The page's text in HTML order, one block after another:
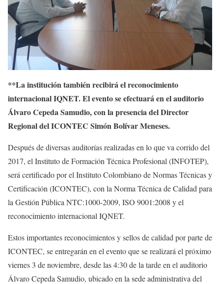
**La institución también recibirá el reconocimiento
internacional IQNET. El evento se efectuará en el auditorio
Álvaro Cepeda Samudio, con la presencia del Director
Regional del ICONTEC Simón Bolívar Meneses.
Después de diversas auditorías realizadas en lo que va corrido del
2017, el Instituto de Formación Técnica Profesional (INFOTEP),
será certificado por el Instituto Colombiano de Normas Técnicas y
Certificación (ICONTEC), con la Norma Técnica de Calidad para
la Gestión Pública NTC:1000-2009, ISO 9001:2008 y el
reconocimiento internacional IQNET.
Estos importantes reconocimientos y sellos de calidad por parte de
ICONTEC, se entregarán en el evento que se realizará el próximo
viernes 3 de noviembre, desde las 4:30 de la tarde en el auditorio
Álvaro Cepeda Samudio, ubicado en la sede administrativa del